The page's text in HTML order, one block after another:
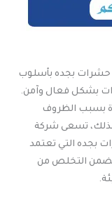
بجده بأسلوب
بشكل فعال وآمن.
بسبب الظروف
لذلك، تسعى شركة
بجده التي تعتمد
تضمن التخلص من